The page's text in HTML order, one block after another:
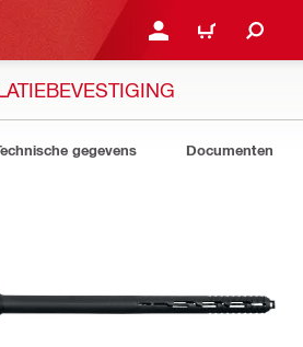
LOG IN OF REGISTREER
WINKELWAGEN
gegevens Documenten